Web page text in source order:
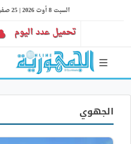
السبت 8 أوت 2026 | 25 صفر 1448
تحميل عدد اليوم
الجهوي